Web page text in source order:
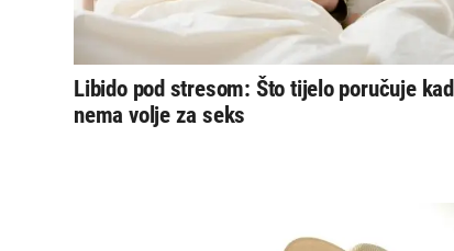
Libido pod stresom: Što tijelo poručuje kad
nema volje za seks